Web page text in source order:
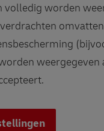
worden
weergegeven